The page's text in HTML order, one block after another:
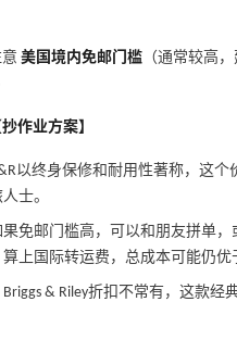
美国境内免邮门槛 （通常较高
抄作业方案】
以终身保修和耐用性著称，这
士。
果免邮门槛高，可以和朋友拼单
上国际转运费，总成本可能仍优
Briggs & Riley折扣不常有，这款
下单
利
Fisher